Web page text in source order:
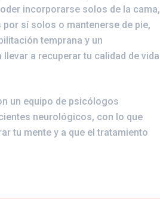
incorporarse solos de la cama,
sí solos o mantenerse de pie,
temprana y un
llevar a recuperar tu calidad de vida
un equipo de psicólogos
neurológicos, con lo que
tu mente y a que el tratamiento